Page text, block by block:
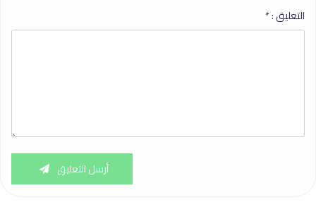
التعليق :*
أرسل التعليق